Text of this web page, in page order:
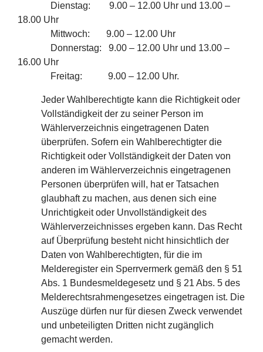
Dienstag: 9.00 – 12.00 Uhr und 13.00 –
18.00 Uhr
Mittwoch: 9.00 – 12.00 Uhr
Donnerstag: 9.00 – 12.00 Uhr und 13.00 –
16.00 Uhr
Freitag: 9.00 – 12.00 Uhr.
Jeder Wahlberechtigte kann die Richtigkeit oder
Vollständigkeit der zu seiner Person im
Wählerverzeichnis eingetragenen Daten
überprüfen. Sofern ein Wahlberechtigter die
Richtigkeit oder Vollständigkeit der Daten von
anderen im Wählerverzeichnis eingetragenen
Personen überprüfen will, hat er Tatsachen
glaubhaft zu machen, aus denen sich eine
Unrichtigkeit oder Unvollständigkeit des
Wählerverzeichnisses ergeben kann. Das Recht
auf Überprüfung besteht nicht hinsichtlich der
Daten von Wahlberechtigten, für die im
Melderegister ein Sperrvermerk gemäß den § 51
Abs. 1 Bundesmeldegesetz und § 21 Abs. 5 des
Melderechtsrahmengesetzes eingetragen ist. Die
Auszüge dürfen nur für diesen Zweck verwendet
und unbeteiligten Dritten nicht zugänglich
gemacht werden.